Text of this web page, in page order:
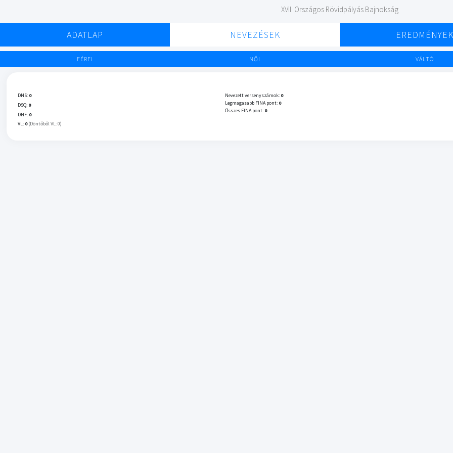
XVII. Országos Rövidpályás Bajnokság
ADATLAP NEVEZÉSEK EREDMÉNYEK
FÉRFI NŐI VÁLTÓ
DNS: 0
DSQ: 0
DNF: 0
VL: 0 (Döntőből VL: 0)
Nevezett versenyszámok: 0
Legmagasabb FINA pont: 0
Összes FINA pont: 0